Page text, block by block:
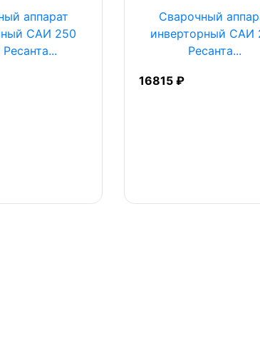
аппарат
САИ 250
Сварочный
инверторный САИ
Ресанта...
16815 ₽